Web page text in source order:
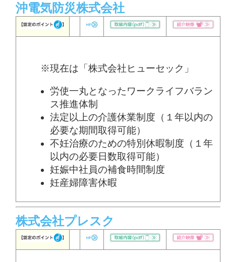
沖電気防災株式会社
※現在は「株式会社ヒューセック」
労使一丸となったワークライフバラン
ス推進体制
法定以上の介護休業制度（１年以内の
必要な期間取得可能）
不妊治療のための特別休暇制度（１年
以内の必要日数取得可能）
妊娠中社員の補食時間制度
妊産婦障害休暇
株式会社プレスク